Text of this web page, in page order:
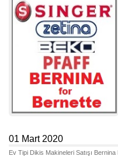
01 Mart 2020
Ev Tipi Dikis Makineleri Satışı